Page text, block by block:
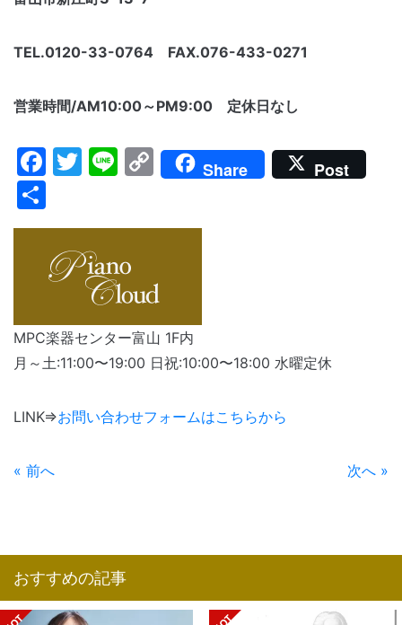
TEL.0120-33-0764 FAX.076-433-0271
営業時間/AM10:00～PM9:00 定休日なし
Facebook
Twitter
LineCopy
Link
Share Post
有
MPC楽器センター富山 1F内
月～土:11:00〜19:00 日祝:10:00〜18:00 水曜定休
LINK⇒お問い合わせフォームはこちらから
« 前へ 次へ »
おすすめの記事